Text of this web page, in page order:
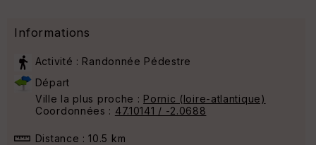
Informations
Activité : Randonnée Pédestre
Départ
Ville la plus proche : Pornic (loire-atlantique)
Coordonnées : 47.10141 / -2.0688
Distance : 10.5 km